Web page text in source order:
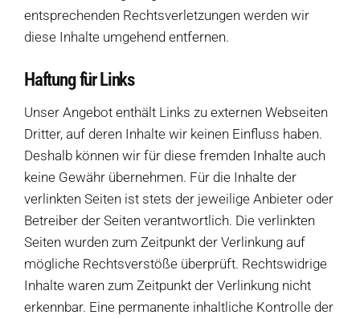
entsprechenden Rechtsverletzungen werden wir
diese Inhalte umgehend entfernen.
Haftung für Links
Unser Angebot enthält Links zu externen Webseiten
Dritter, auf deren Inhalte wir keinen Einfluss haben.
Deshalb können wir für diese fremden Inhalte auch
keine Gewähr übernehmen. Für die Inhalte der
verlinkten Seiten ist stets der jeweilige Anbieter oder
Betreiber der Seiten verantwortlich. Die verlinkten
Seiten wurden zum Zeitpunkt der Verlinkung auf
mögliche Rechtsverstöße überprüft. Rechtswidrige
Inhalte waren zum Zeitpunkt der Verlinkung nicht
erkennbar. Eine permanente inhaltliche Kontrolle der